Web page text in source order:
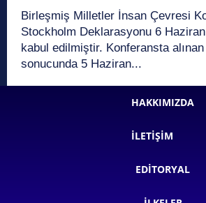
Birleşmiş Milletler İnsan Çevresi
Stockholm Deklarasyonu 6
kabul edilmiştir. Konferansta
sonucunda 5 Haziran...
HAKKIMIZDA
İLETIŞIM
EDITORYAL